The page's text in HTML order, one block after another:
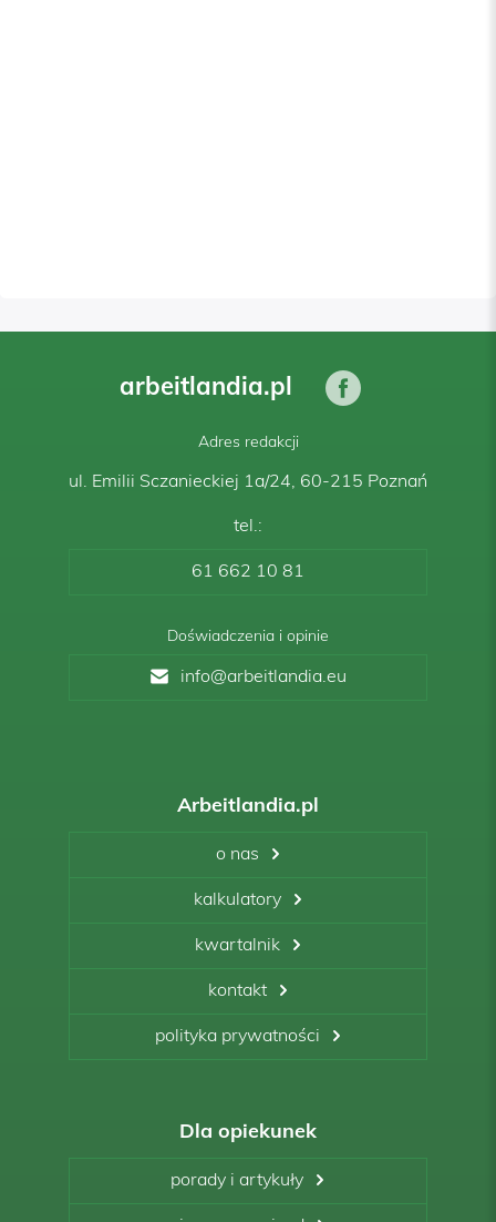
arbeitlandia.pl
Adres redakcji
ul. Emilii Sczanieckiej 1a/24, 60-215 Poznań
tel.:
61 662 10 81
Doświadczenia i opinie
info@arbeitlandia.eu
Arbeitlandia.pl
o nas
kalkulatory
kwartalnik
kontakt
polityka prywatności
Dla opiekunek
porady i artykuły